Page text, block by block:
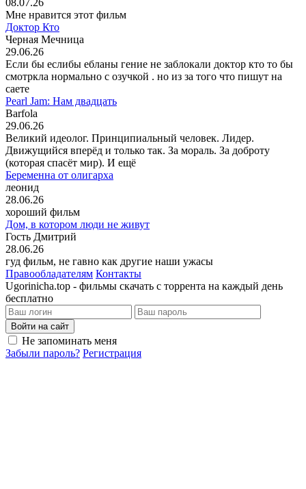
Мне нравится этот фильм
Доктор Кто
Черная Мечница
29.06.26
Если бы еслибы ебланы гение не заблокали доктор кто то бы
смотркла нормально с озучкой . но из за того что пишут на
саете
Pearl Jam: Нам двадцать
Barfola
29.06.26
Великий идеолог. Принципиальный человек. Лидер.
Движущийся вперёд и только так. За мораль. За доброту
(которая спасёт мир). И ещё
Беременна от олигарха
леонид
28.06.26
хороший фильм
Дом, в котором люди не живут
Гость Дмитрий
28.06.26
гуд фильм, не гавно как другие наши ужасы
Правообладателям Контакты
Ugorinicha.top - фильмы скачать с торрента на каждый день
бесплатно
Войти на сайт
Не запоминать меня
Забыли пароль? Регистрация